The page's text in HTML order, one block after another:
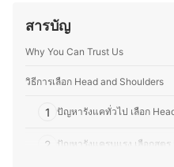
อุปกรณ์ที่ช่วยเสริมสุ
สะอาดร่างกายต่าง
ใช้มีคุณภาพและปลอ
อ่านง่าย เข้าใจได้เร็
สารบัญ
Why You Can Trust Us
วิธีการเลือก Head and Shoulders
1 ปัญหารังแคทั่วไป เลือก
2 ปัญหารังแครุนแรง เลือกสูต